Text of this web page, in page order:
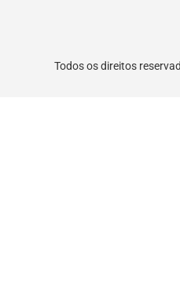
Todos os direitos